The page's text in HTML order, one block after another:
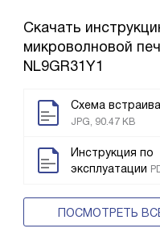
Скачать
микроволновой
NL9GR31Y1
Схема
JPG, 90.47 KB
Инструкция по
эксплуатации
ПОСМОТРЕТЬ